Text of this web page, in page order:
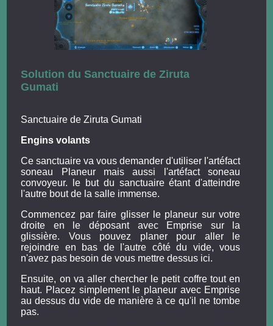
Solution du Sanctuaire de Ziruta
Gumati
Sanctuaire de Ziruta Gumati
Engins volants
Ce sanctuaire va vous demander d'utiliser l'artéfact
soneau Planeur mais aussi l'artéfact soneau
convoyeur. le but du sanctuaire étant d'atteindre
l'autre bout de la salle immense.
Commencez par faire glisser le planeur sur votre
droite en le déposant avec Emprise sur la
glissière. Vous pouvez planer pour aller le
rejoindre en bas de l'autre côté du vide, vous
n'avez pas besoin de vous mettre dessus ici.
Ensuite, on va aller chercher le petit coffre tout en
haut. Placez simplement le planeur avec Emprise
au dessus du vide de manière à ce qu'il ne tombe
pas.